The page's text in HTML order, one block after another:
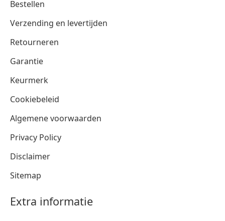
Bestellen
Verzending en levertijden
Retourneren
Garantie
Keurmerk
Cookiebeleid
Algemene voorwaarden
Privacy Policy
Disclaimer
Sitemap
Extra informatie